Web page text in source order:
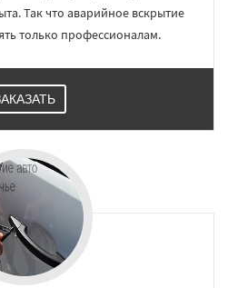
Так что аварийное вскрытие
только профессионалам.